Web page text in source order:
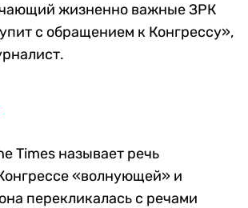
жизненно важные ЗРК
с обращением к Конгрессу»,
Times называет речь
«волнующей» и
перекликалась с речами